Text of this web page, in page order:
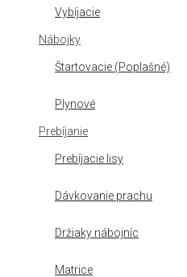
Vybíjacie
Nábojky
Štartovacie (Poplašné)
Plynové
Prebíjanie
Prebíjacie lisy
Dávkovanie prachu
Držiaky nábojníc
Matrice